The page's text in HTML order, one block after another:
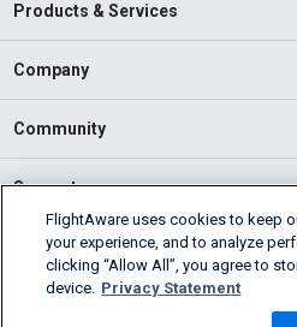
Products & Services
Company
Community
Support
English (USA)
2026 FlightAware
Cookie
FlightAware uses cookies to keep
your experience, and to analyze
clicking “Allow All”, you agree to
device. Privacy Statement